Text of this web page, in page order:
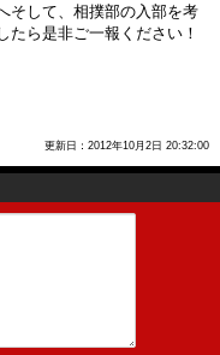
そして、相撲部の入部を考
たら是非ご一報ください！
更新日：2012年10月2日 20:32:00